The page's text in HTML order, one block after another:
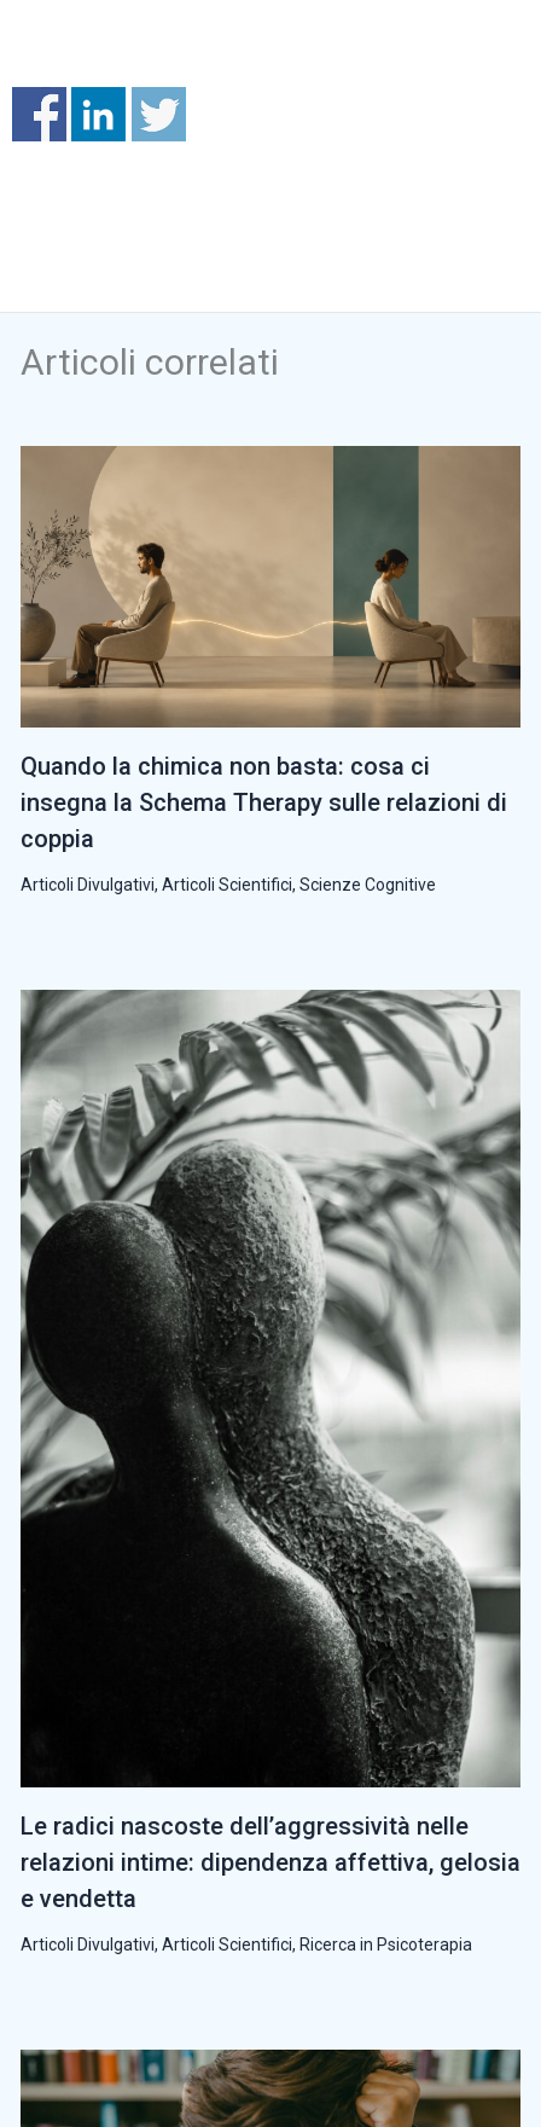
Articoli correlati
Quando la chimica non basta: cosa ci
insegna la Schema Therapy sulle relazioni di
coppia
Articoli Divulgativi, Articoli Scientifici, Scienze Cognitive
Le radici nascoste dell’aggressività nelle
relazioni intime: dipendenza affettiva, gelosia
e vendetta
Articoli Divulgativi, Articoli Scientifici, Ricerca in Psicoterapia